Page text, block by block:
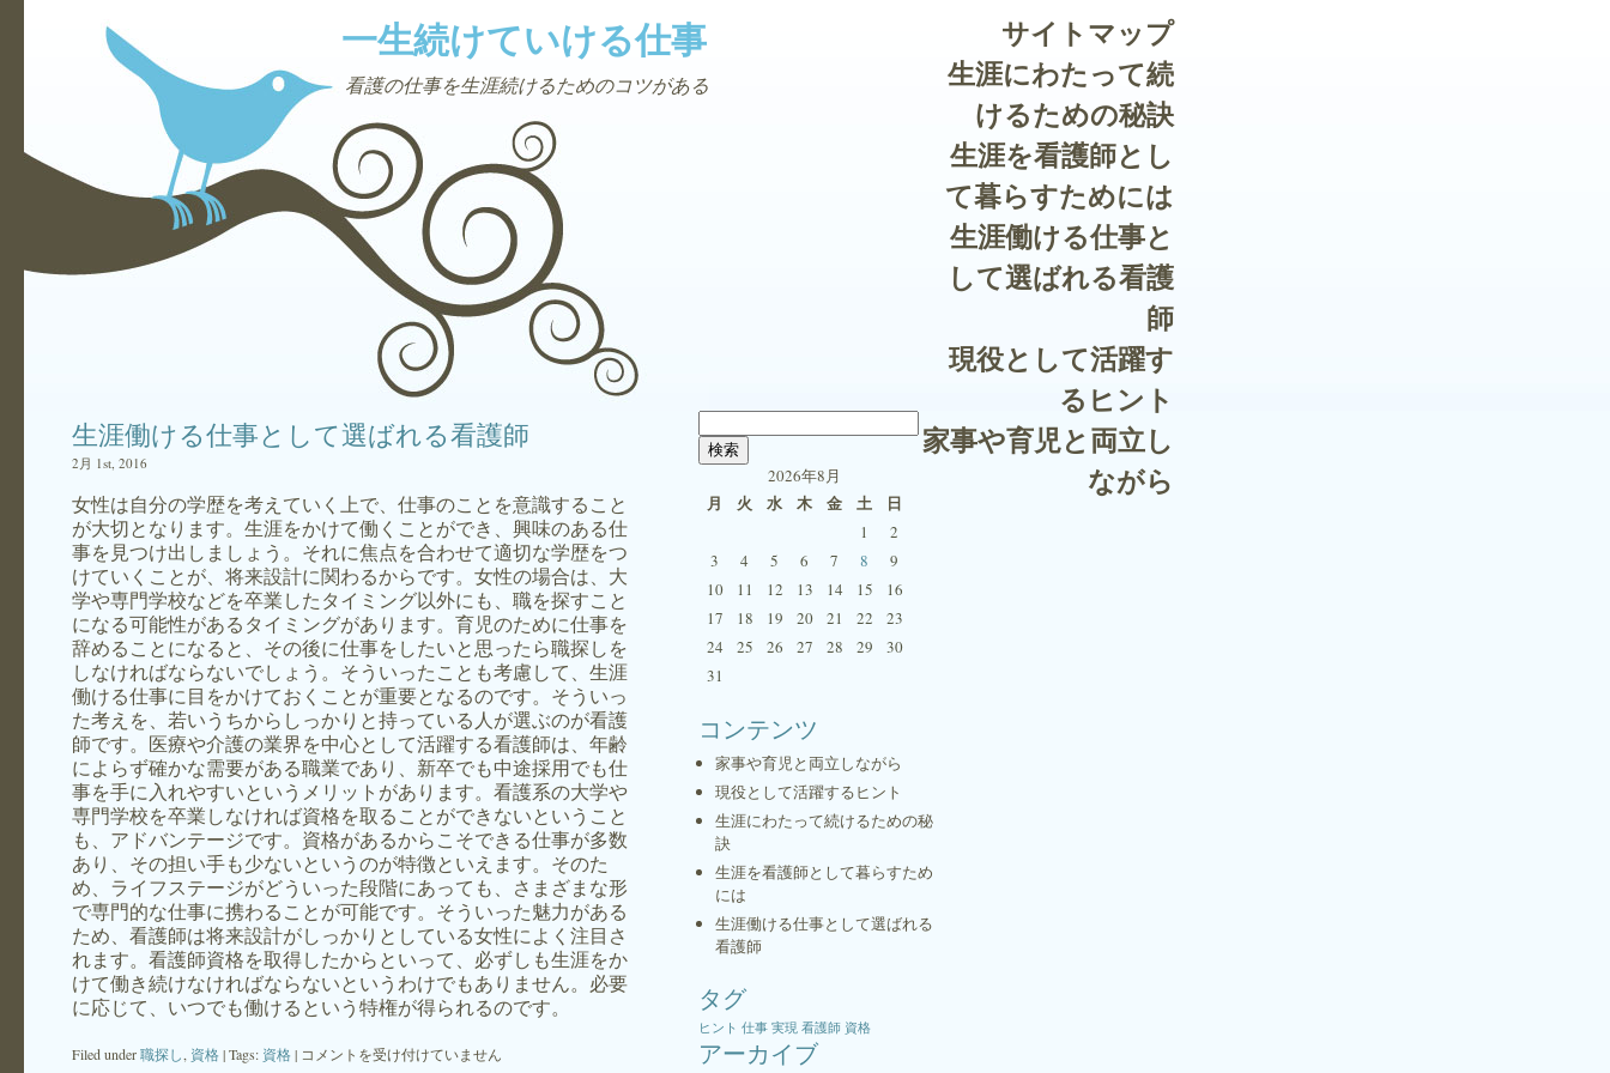
一生続けていける仕事
看護の仕事を生涯続けるためのコツがある
サイトマップ
生涯にわたって続
けるための秘訣
生涯を看護師とし
て暮らすためには
生涯働ける仕事と
して選ばれる看護
師
現役として活躍す
るヒント
家事や育児と両立し
ながら
生涯働ける仕事として選ばれる看護師
2月 1st, 2016
女性は自分の学歴を考えていく上で、仕事のことを意識すること
が大切となります。生涯をかけて働くことができ、興味のある仕
事を見つけ出しましょう。それに焦点を合わせて適切な学歴をつ
けていくことが、将来設計に関わるからです。女性の場合は、大
学や専門学校などを卒業したタイミング以外にも、職を探すこと
になる可能性があるタイミングがあります。育児のために仕事を
辞めることになると、その後に仕事をしたいと思ったら職探しを
しなければならないでしょう。そういったことも考慮して、生涯
働ける仕事に目をかけておくことが重要となるのです。そういっ
た考えを、若いうちからしっかりと持っている人が選ぶのが看護
師です。医療や介護の業界を中心として活躍する看護師は、年齢
によらず確かな需要がある職業であり、新卒でも中途採用でも仕
事を手に入れやすいというメリットがあります。看護系の大学や
専門学校を卒業しなければ資格を取ることができないということ
も、アドバンテージです。資格があるからこそできる仕事が多数
あり、その担い手も少ないというのが特徴といえます。そのた
め、ライフステージがどういった段階にあっても、さまざまな形
で専門的な仕事に携わることが可能です。そういった魅力がある
ため、看護師は将来設計がしっかりとしている女性によく注目さ
れます。看護師資格を取得したからといって、必ずしも生涯をか
けて働き続けなければならないというわけでもありません。必要
に応じて、いつでも働けるという特権が得られるのです。
Filed under職探し 資格| Tags: 資格| 生
コメントを受け付けていません
索:
2026年8月
月 火 水 木 金 土 日
1
2
3
4 5 6 7 8
9
10
11 12 13 14 15
16
17
18 19 20 21 22
23
24
25 26 27 28 29
30
31
コンテンツ
家事や育児と両立しながら
現役として活躍するヒント
生涯にわたって続けるための秘
訣
生涯を看護師として暮らすため
には
生涯働ける仕事として選ばれる
看護師
タグ
ヒント 仕事 実現 看護師 資格
アーカイブ